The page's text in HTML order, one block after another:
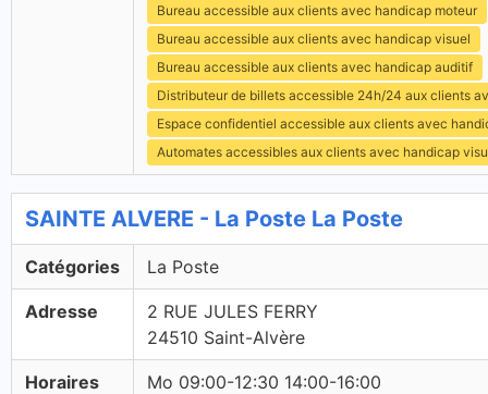
Bureau accessible aux clients avec handicap moteur
Bureau accessible aux clients avec handicap visuel
Bureau accessible aux clients avec handicap auditif
Distributeur de billets accessible 24h/24 aux clients
Espace confidentiel accessible aux clients avec
Automates accessibles aux clients avec handicap
SAINTE ALVERE - La Poste La Poste
Catégories La Poste
Adresse
2 RUE JULES FERRY
24510 Saint-Alvère
Horaires
Mo 09:00-12:30 14:00-16:00